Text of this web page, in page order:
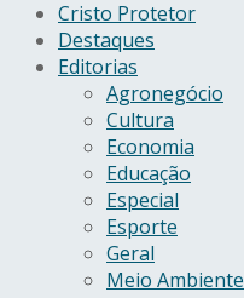
Cristo Protetor
Destaques
Editorias
Agronegócio
Cultura
Economia
Educação
Especial
Esporte
Geral
Meio Ambiente